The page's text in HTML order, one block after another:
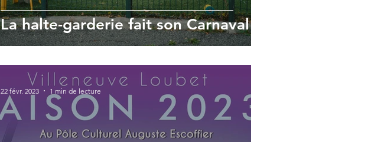
La halte-garderie fait son Carnaval
22 févr. 2023 1 min de lecture